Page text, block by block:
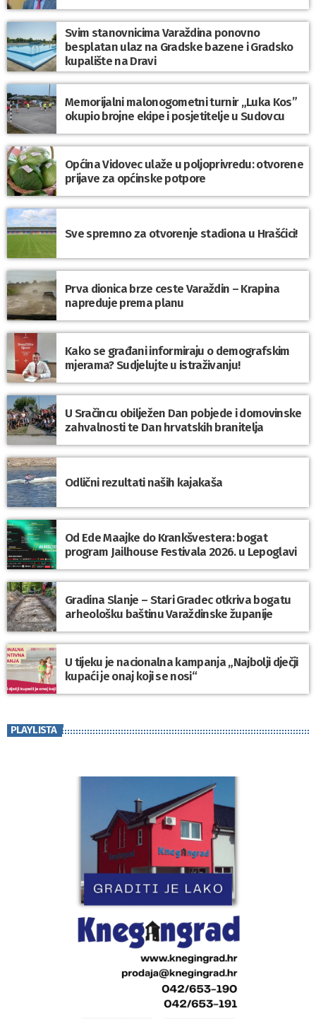
Svim stanovnicima Varaždina ponovno
besplatan ulaz na Gradske bazene i Gradsko
kupalište na Dravi
Memorijalni malonogometni turnir „Luka Kos”
okupio brojne ekipe i posjetitelje u Sudovcu
Općina Vidovec ulaže u poljoprivredu: otvorene
prijave za općinske potpore
Sve spremno za otvorenje stadiona u Hrašćici!
Prva dionica brze ceste Varaždin – Krapina
napreduje prema planu
Kako se građani informiraju o demografskim
mjerama? Sudjelujte u istraživanju!
U Sračincu obilježen Dan pobjede i domovinske
zahvalnosti te Dan hrvatskih branitelja
Odlični rezultati naših kajakaša
Od Ede Maajke do Krankšvestera: bogat
program Jailhouse Festivala 2026. u Lepoglavi
Gradina Slanje – Stari Gradec otkriva bogatu
arheološku baštinu Varaždinske županije
U tijeku je nacionalna kampanja „Najbolji dječji
kupaći je onaj koji se nosi“
PLAYLISTA